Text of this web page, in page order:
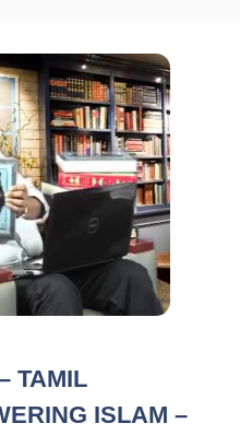
TAMIL
ISLAM –